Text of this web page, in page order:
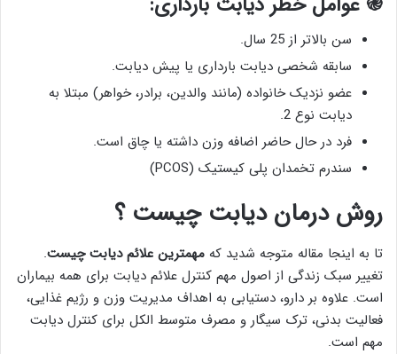
سن بالاتر از 25 سال.
سابقه شخصی دیابت بارداری یا پیش دیابت.
عضو نزدیک خانواده (مانند والدین، برادر، خواهر) مبتلا به
دیابت نوع 2.
فرد در حال حاضر اضافه وزن داشته یا چاق است.
سندرم تخمدان پلی کیستیک (PCOS)
روش درمان دیابت چیست ؟
تا به اینجا مقاله متوجه شدید که مهمترین علائم دیابت چیست.
تغییر سبک زندگی از اصول مهم کنترل علائم دیابت برای همه بیماران
است. علاوه بر دارو، دستیابی به اهداف مدیریت وزن و رژیم غذایی،
فعالیت بدنی، ترک سیگار و مصرف متوسط الکل برای کنترل دیابت
مهم است.